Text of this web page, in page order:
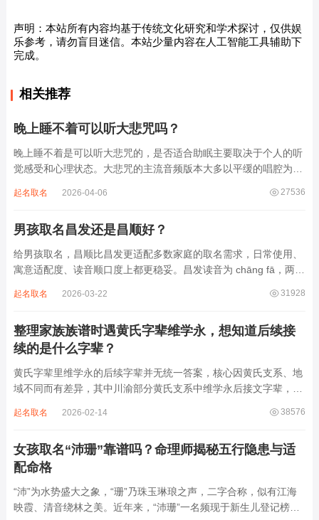
声明：本站所有内容均基于传统文化研究和学术探讨，仅供娱
乐参考，请勿盲目迷信。本站少量内容在人工智能工具辅助下
完成。
相关推荐
晚上睡不着可以听大悲咒吗？
晚上睡不着是可以听大悲咒的，是否适合助眠主要取决于个人的听
觉感受和心理状态。大悲咒的主流音频版本大多以平缓的唱腔为
急促的鼓点，这类音频本身具备静心的基础特质。睡前思绪繁杂、
27536
起名取名 2026-04-06
男孩取名昌发还是昌顺好？
给男孩取名，昌顺比昌发更适配多数家庭的取名需求，日常使用、
寓意适配度、读音顺口度上都更稳妥。昌发读音为 chāng fā，两个
离叫名字时辨识度不高。昌字本义为兴盛、繁茂，发字核心指向发
31928
起名取名 2026-03-22
整理家族族谱时遇黄氏字辈维学永，想知道后续接
续的是什么字辈？
黄氏字辈里维学永的后续字辈并无统一答案，核心因黄氏支系、地
域不同而有差异，其中川渝部分黄氏支系中维学永后接文字辈，完
某支系的续修字辈，在安岳、岳池一带的黄氏族谱里能明确查到，
38576
起名取名 2026-02-14
女孩取名“沛珊”靠谱吗？命理师揭秘五行隐患与适
配命格
“沛”为水势盛大之象，“珊”乃珠玉琳琅之声，二字合称，似有江海
映霞、清音绕林之美。近年来，“沛珊”一名频现于新生儿登记榜